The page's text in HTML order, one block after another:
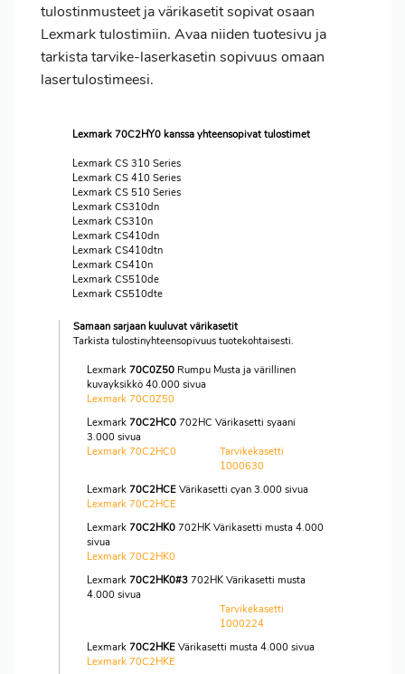
tulostinmusteet ja värikasetit sopivat osaan
Lexmark tulostimiin. Avaa niiden tuotesivu ja
tarkista tarvike-laserkasetin sopivuus omaan
lasertulostimeesi.
Lexmark 70C2HY0 kanssa yhteensopivat tulostimet
Lexmark CS 310 Series
Lexmark CS 410 Series
Lexmark CS 510 Series
Lexmark CS310dn
Lexmark CS310n
Lexmark CS410dn
Lexmark CS410dtn
Lexmark CS410n
Lexmark CS510de
Lexmark CS510dte
Samaan sarjaan kuuluvat värikasetit
Tarkista tulostinyhteensopivuus tuotekohtaisesti.
Lexmark 70C0Z50 Rumpu Musta ja värillinen
kuvayksikkö 40.000 sivua
Lexmark 70C0Z50
Lexmark 70C2HC0 702HC Värikasetti syaani
3.000 sivua
Lexmark 70C2HC0
Tarvikekasetti
1000630
Lexmark 70C2HCE Värikasetti cyan 3.000 sivua
Lexmark 70C2HCE
Lexmark 70C2HK0 702HK Värikasetti musta 4.000
sivua
Lexmark 70C2HK0
Lexmark 70C2HK0#3 702HK Värikasetti musta
4.000 sivua
Tarvikekasetti
1000224
Lexmark 70C2HKE Värikasetti musta 4.000 sivua
Lexmark 70C2HKE